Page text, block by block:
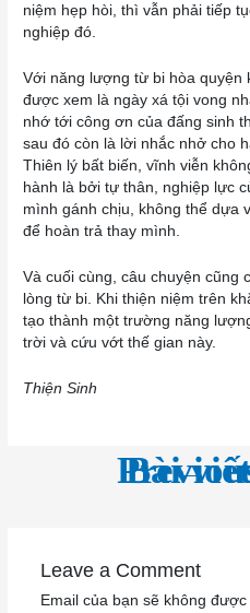
niệm hẹp hòi, thì vẫn phải tiếp
nghiệp đó.
Với năng lượng từ bi hòa quyện
được xem là ngày xá tội vong
nhớ tới công ơn của đấng sinh
sau đó còn là lời nhắc nhở cho
Thiên lý bất biến, vĩnh viễn
hành là bởi tự thân, nghiệp lực
mình gánh chịu, không thể dựa
để hoàn trả thay mình.
Và cuối cùng, câu chuyện cũng
lòng từ bi. Khi thiện niệm trên
tạo thành một trường năng
trời và cứu vớt thế gian này.
Thiện Sinh
←
Previous Bài
Leave a Comment
Email của bạn sẽ không